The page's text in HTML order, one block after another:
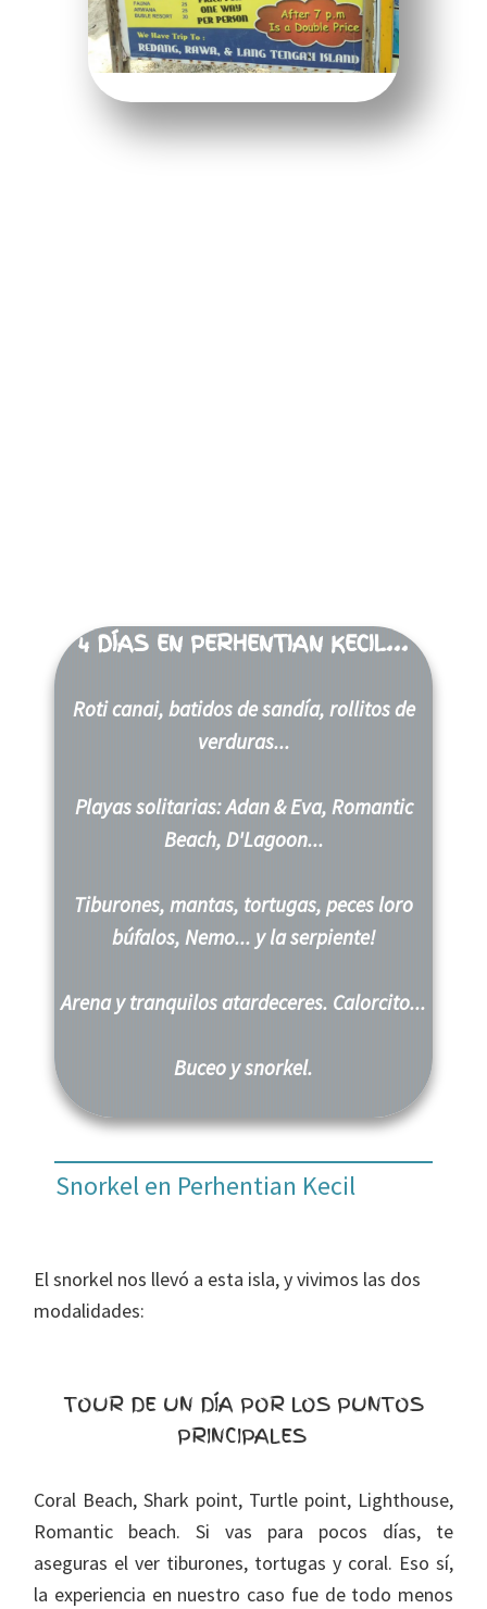
4 DÍAS EN PERHENTIAN KECIL...
Roti canai, batidos de sandía, rollitos de
verduras...
Playas solitarias: Adan & Eva, Romantic
Beach, D'Lagoon...
Tiburones, mantas, tortugas, peces loro
búfalos, Nemo... y la serpiente!
Arena y tranquilos atardeceres. Calorcito...
Buceo y snorkel.
Snorkel en Perhentian Kecil
El snorkel nos llevó a esta isla, y vivimos las dos
modalidades:
TOUR DE UN DÍA POR LOS PUNTOS
PRINCIPALES
Coral Beach, Shark point, Turtle point, Lighthouse,
Romantic beach. Si vas para pocos días, te
aseguras el ver tiburones, tortugas y coral. Eso sí,
la experiencia en nuestro caso fue de todo menos